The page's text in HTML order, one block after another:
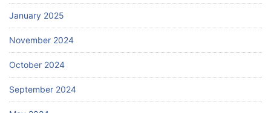
January 2025
November 2024
October 2024
September 2024